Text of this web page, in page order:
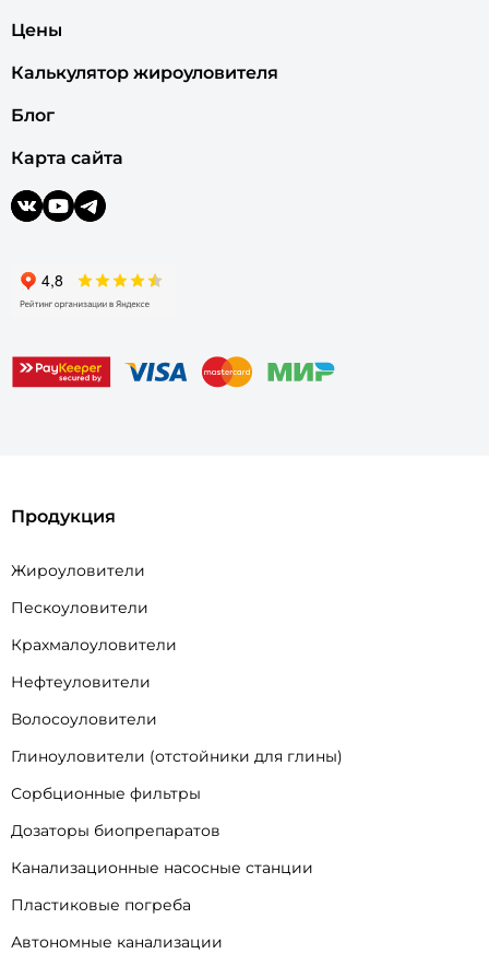
Цены
Калькулятор жироуловителя
Блог
Карта сайта
Продукция
Жироуловители
Пескоуловители
Крахмалоуловители
Нефтеуловители
Волосоуловители
Глиноуловители (отстойники для глины)
Сорбционные фильтры
Дозаторы биопрепаратов
Канализационные насосные станции
Пластиковые погреба
Автономные канализации